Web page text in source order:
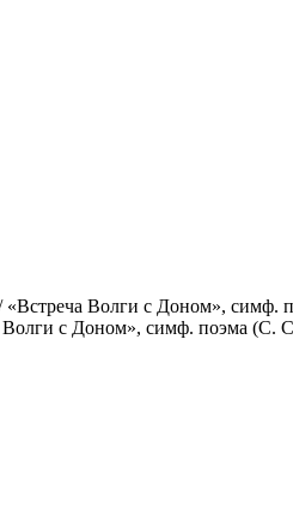
Волги с Доном», симф.